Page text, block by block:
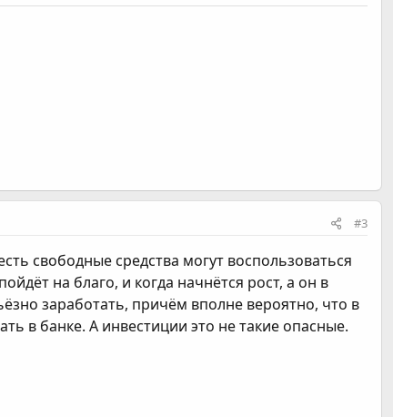
#3
свободные средства могут воспользоваться
на благо, и когда начнётся рост, а он в
заработать, причём вполне вероятно, что в
в банке. А инвестиции это не такие опасные.